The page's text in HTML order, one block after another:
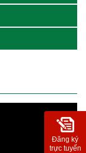
Đăng ký
trực tuyến